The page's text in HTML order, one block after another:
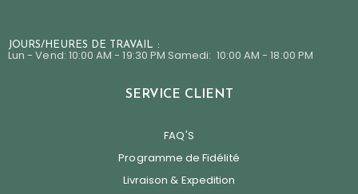
JOURS/HEURES DE TRAVAIL :
Lun - Vend: 10:00 AM - 19:30 PM Samedi: 10:00 AM - 18:00 PM
SERVICE CLIENT
FAQ'S
Programme de Fidélité
Livraison & Expedition